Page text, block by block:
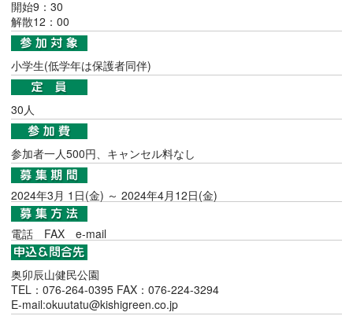
開始9：30
解散12：00
小学生(低学年は保護者同伴)
30人
参加者一人500円、キャンセル料なし
2024年3月 1日(金) ～ 2024年4月12日(金)
電話 FAX e-mail
奥卯辰山健民公園
TEL：076-264-0395 FAX：076-224-3294
E-mail:okuutatu@kishigreen.co.jp